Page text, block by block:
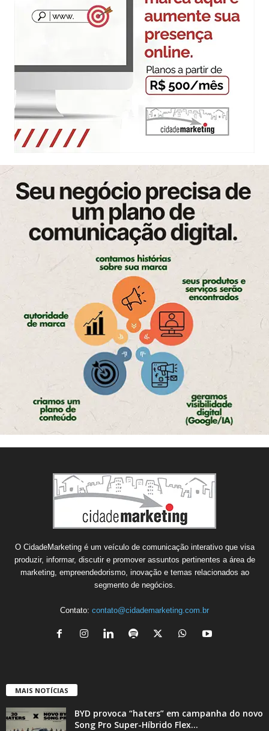
O CidadeMarketing é um veículo de comunicação interativo que visa
produzir, informar, discutir e promover assuntos pertinentes a área de
marketing, empreendedorismo, inovação e temas relacionados ao
segmento de negócios.
Contato: contato@cidademarketing.com.br
MAIS NOTÍCIAS
BYD provoca “haters” em campanha do novo
Song Pro Super-Híbrido Flex...